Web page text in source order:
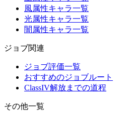
風属性キャラ一覧
光属性キャラ一覧
闇属性キャラ一覧
ジョブ関連
ジョブ評価一覧
おすすめのジョブルート
ClassIV解放までの道程
その他一覧